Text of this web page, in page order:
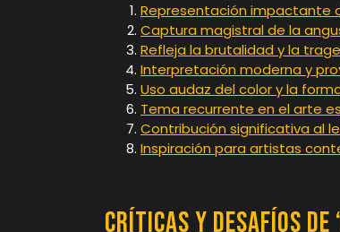
Representación impactante
Captura magistral de la
Refleja la brutalidad y la
Interpretación moderna y
Uso audaz del color y la
Tema recurrente en el arte
Contribución significativa al
Inspiración para artistas
Críticas y Desafíos de